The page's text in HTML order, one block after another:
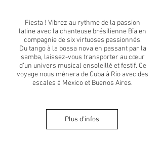
Fiesta ! Vibrez au rythme de la passion
latine avec la chanteuse brésilienne Bïa en
compagnie de six virtuoses passionnés.
Du tango à la bossa nova en passant par la
samba, laissez-vous transporter au cœur
d’un univers musical ensoleillé et festif. Ce
voyage nous mènera de Cuba à Rio avec des
escales à Mexico et Buenos Aires.
Plus d'infos